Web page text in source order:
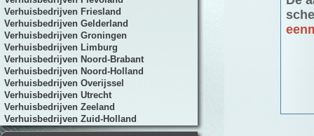
Verhuisbedrijven Friesland
Verhuisbedrijven Gelderland
Verhuisbedrijven Groningen
Verhuisbedrijven Limburg
Verhuisbedrijven Noord-Brabant
Verhuisbedrijven Noord-Holland
Verhuisbedrijven Overijssel
Verhuisbedrijven Utrecht
Verhuisbedrijven Zeeland
Verhuisbedrijven Zuid-Holland